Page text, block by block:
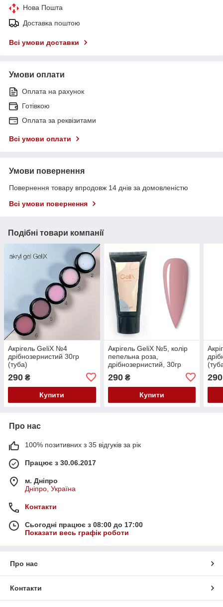
Нова Пошта
Доставка поштою
Всі умови доставки
Умови оплати
Оплата на рахунок
Готівкою
Оплата за реквізитами
Всі умови оплати
Умови повернення
Повернення товару впродовж 14 днів за домовленістю
Всі умови повернення
Подібні товари компанії
Акрігель GeliX №4
дрібнозернистий 30гр
(туба)
290 ₴
Купити
Акрігель GeliX №5, колір
пепельна роза,
дрібнозернистий, 30гр
290₴
Купити
290
Про нас
100% позитивних з 35 відгуків за рік
Працює з 30.06.2017
м. Дніпро
Дніпро, Україна
Контакти
Сьогодні працює з 08:00 до 17:00
Показати весь графік роботи
Про нас
Контакти